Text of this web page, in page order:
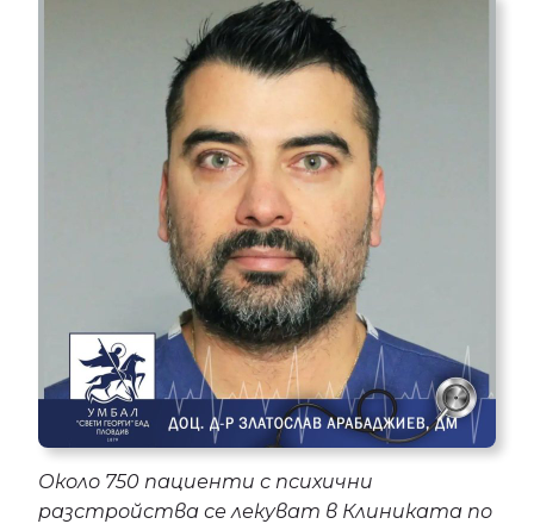
Около 750 пациенти с психични
разстройства се лекуват в Клиниката по